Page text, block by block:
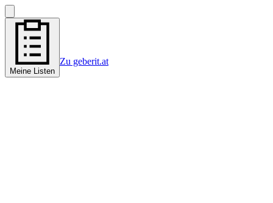
Meine Listen
Zu geberit.at